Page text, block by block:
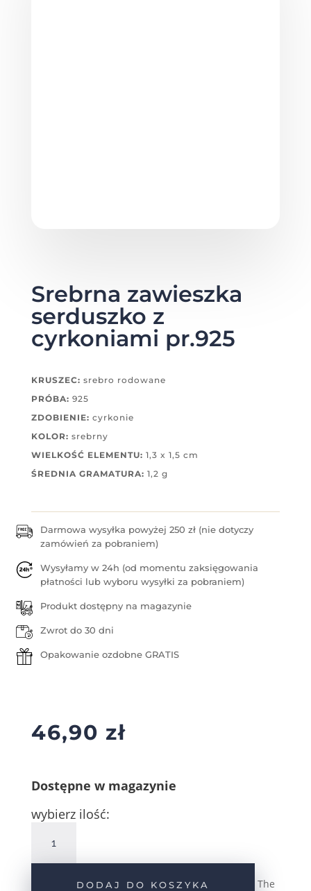
Srebrna zawieszka
serduszko z
cyrkoniami pr.925
KRUSZEC: srebro rodowane
PRÓBA: 925
ZDOBIENIE: cyrkonie
KOLOR: srebrny
WIELKOŚĆ ELEMENTU: 1,3 x 1,5 cm
ŚREDNIA GRAMATURA: 1,2 g
Darmowa wysyłka powyżej 250 zł (nie dotyczy
zamówień za pobraniem)
Wysyłamy w 24h (od momentu zaksięgowania
płatności lub wyboru wysyłki za pobraniem)
Produkt dostępny na magazynie
Zwrot do 30 dni
Opakowanie ozdobne GRATIS
46,90 zł
Dostępne w magazynie
wybierz ilość:
Srebrna
zawieszka
DODAJ DO KOSZYKA The